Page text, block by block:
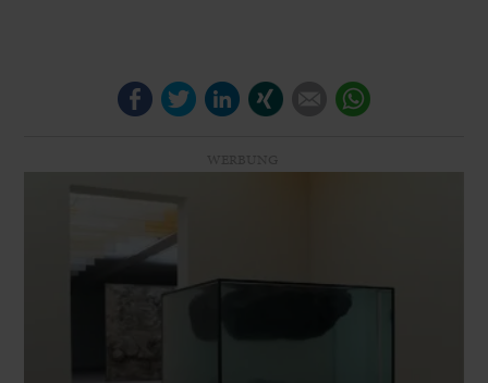
FacebookTwitterLinkedIn E-mail